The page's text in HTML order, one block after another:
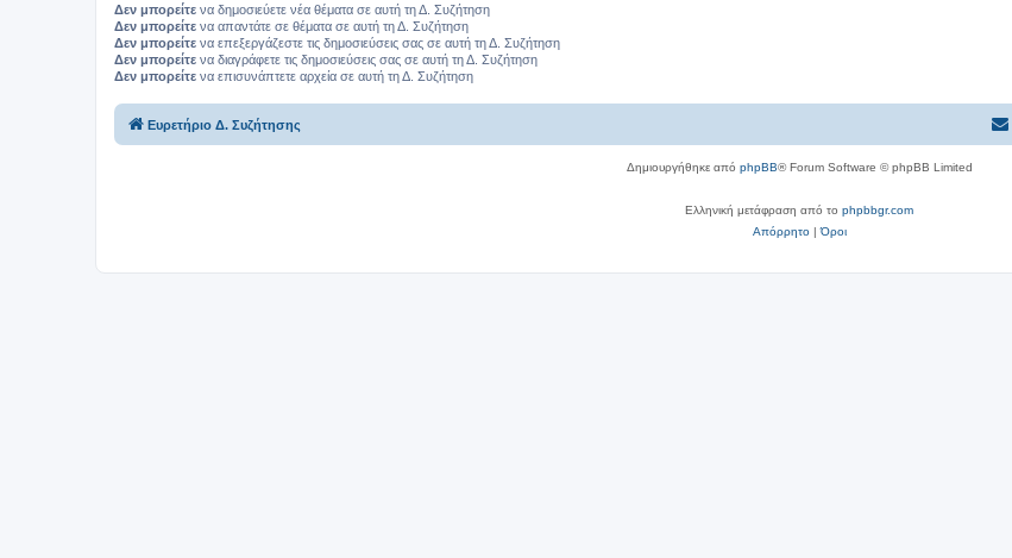
Δεν μπορείτε να δημοσιεύετε νέα θέματα σε αυτή τη Δ. Συζήτηση
Δεν μπορείτε να απαντάτε σε θέματα σε αυτή τη Δ. Συζήτηση
Δεν μπορείτε να επεξεργάζεστε τις δημοσιεύσεις σας σε αυτή τη Δ. Συζήτηση
Δεν μπορείτε να διαγράφετε τις δημοσιεύσεις σας σε αυτή τη Δ. Συζήτηση
Δεν μπορείτε να επισυνάπτετε αρχεία σε αυτή τη Δ. Συζήτηση
Ευρετήριο Δ. Συζήτησης
Δημιουργήθηκε από phpBB® Forum Software © phpBB Limited
Ελληνική μετάφραση από το phpbbgr.com
Απόρρητο|Όροι